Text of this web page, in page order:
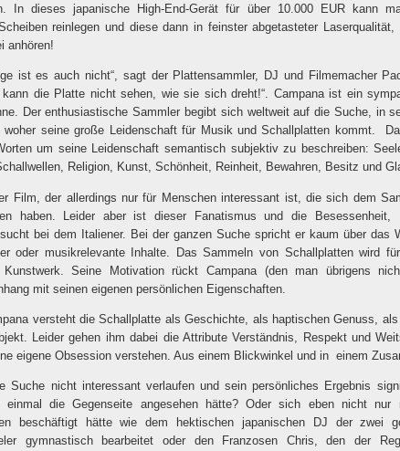
In dieses japanische High-End-Gerät für über 10.000 EUR kann
reinlegen und diese dann in feinster abgetasteter Laserqualität,
anhören!
ist es auch nicht“, sagt der Plattensammler, DJ und Filmemacher
die Platte nicht sehen, wie sie sich dreht!“. Campana ist ein
Der enthusiastische Sammler begibt sich weltweit auf die Suche, in
woher seine große Leidenschaft für Musik und Schallplatten kommt.
um seine Leidenschaft semantisch subjektiv zu beschreiben:
Religion, Kunst, Schönheit, Reinheit, Bewahren, Besitz und
Film, der allerdings nur für Menschen interessant ist, die sich dem
haben. Leider aber ist dieser Fanatismus und die Besessenheit,
bei dem Italiener. Bei der ganzen Suche spricht er kaum über das
oder musikrelevante Inhalte. Das Sammeln von Schallplatten wird
Kunstwerk. Seine Motivation rückt Campana (den man übrigens
mit seinen eigenen persönlichen Eigenschaften.
versteht die Schallplatte als Geschichte, als haptischen Genuss,
Leider gehen ihm dabei die Attribute Verständnis, Respekt und
eigene Obsession verstehen. Aus einem Blickwinkel und in einem
Suche nicht interessant verlaufen und sein persönliches Ergebnis
einmal die Gegenseite angesehen hätte? Oder sich eben nicht nur
beschäftigt hätte wie dem hektischen japanischen DJ der zwei
gymnastisch bearbeitet oder den Franzosen Chris, den der